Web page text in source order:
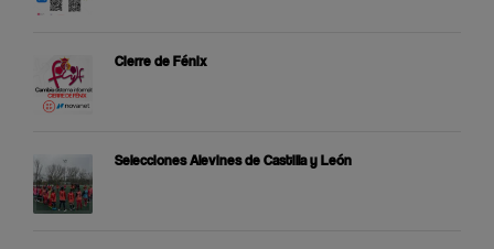
Cierre de Fénix
Selecciones Alevines de Castilla y León